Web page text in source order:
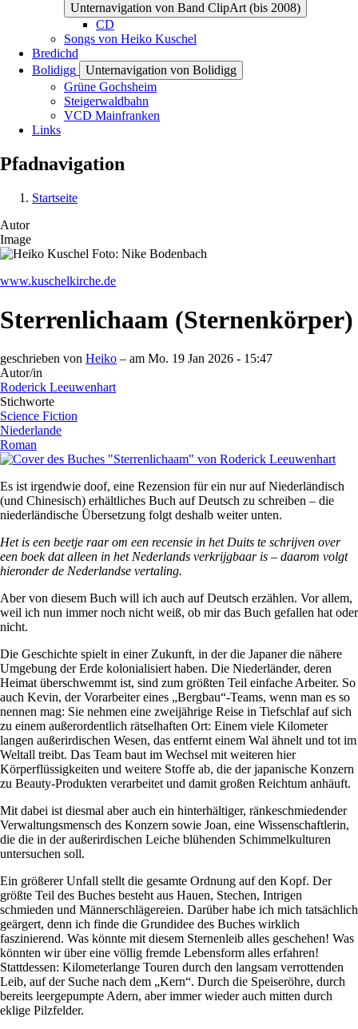
Unternavigation von Band ClipArt (bis 2008)
CD
Songs von Heiko Kuschel
Bredichd
Bolidigg
Unternavigation von Bolidigg
Grüne Gochsheim
Steigerwaldbahn
VCD Mainfranken
Links
Pfadnavigation
Startseite
Autor
Image
www.kuschelkirche.de
Sterrenlichaam (Sternenkörper)
geschrieben von Heiko – am Mo. 19 Jan 2026 - 15:47
Autor/in
Roderick Leeuwenhart
Stichworte
Science Fiction
Niederlande
Roman
Es ist irgendwie doof, eine Rezension für ein nur auf Niederländisch
(und Chinesisch) erhältliches Buch auf Deutsch zu schreiben – die
niederländische Übersetzung folgt deshalb weiter unten.
Het is een beetje raar om een recensie in het Duits te schrijven over
een boek dat alleen in het Nederlands verkrijgbaar is – daarom volgt
hieronder de Nederlandse vertaling.
Aber von diesem Buch will ich auch auf Deutsch erzählen. Vor allem,
weil ich nun immer noch nicht weiß, ob mir das Buch gefallen hat oder
nicht.
Die Geschichte spielt in einer Zukunft, in der die Japaner die nähere
Umgebung der Erde kolonialisiert haben. Die Niederländer, deren
Heimat überschwemmt ist, sind zum größten Teil einfache Arbeiter. So
auch Kevin, der Vorarbeiter eines „Bergbau“-Teams, wenn man es so
nennen mag: Sie nehmen eine zweijährige Reise in Tiefschlaf auf sich
zu einem außerordentlich rätselhaften Ort: Einem viele Kilometer
langen außerirdischen Wesen, das entfernt einem Wal ähnelt und tot im
Weltall treibt. Das Team baut im Wechsel mit weiteren hier
Körperflüssigkeiten und weitere Stoffe ab, die der japanische Konzern
zu Beauty-Produkten verarbeitet und damit großen Reichtum anhäuft.
Mit dabei ist diesmal aber auch ein hinterhältiger, ränkeschmiedender
Verwaltungsmensch des Konzern sowie Joan, eine Wissenschaftlerin,
die die in der außerirdischen Leiche blühenden Schimmelkulturen
untersuchen soll.
Ein größerer Unfall stellt die gesamte Ordnung auf den Kopf. Der
größte Teil des Buches besteht aus Hauen, Stechen, Intrigen
schmieden und Männerschlägereien. Darüber habe ich mich tatsächlich
geärgert, denn ich finde die Grundidee des Buches wirklich
faszinierend. Was könnte mit diesem Sternenleib alles geschehen! Was
könnten wir über eine völlig fremde Lebensform alles erfahren!
Stattdessen: Kilometerlange Touren durch den langsam verrottenden
Leib, auf der Suche nach dem „Kern“. Durch die Speiseröhre, durch
bereits leergepumpte Adern, aber immer wieder auch mitten durch
eklige Pilzfelder.